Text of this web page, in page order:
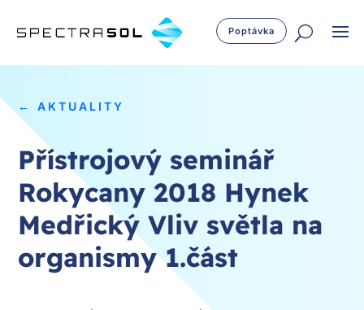
Poptávka
← AKTUALITY
Přístrojový seminář
Rokycany 2018 Hynek
Medřický Vliv světla na
organismy 1.část